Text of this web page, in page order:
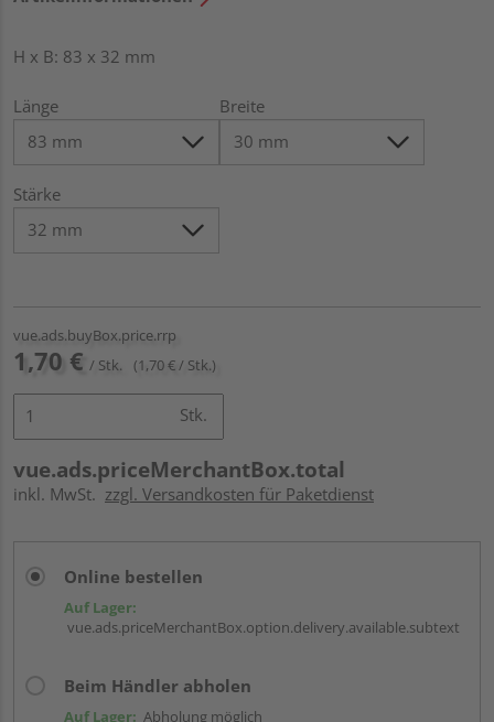
H x B: 83 x 32 mm
Länge Breite
Stärke
vue.ads.buyBox.price.rrp
1,70 € / Stk. (1,70 € / Stk.)
Stk.
vue.ads.priceMerchantBox.total
inkl. MwSt. zzgl. Versandkosten für Paketdienst
Online bestellen
Auf Lager:
vue.ads.priceMerchantBox.option.delivery.available.subtext
Beim Händler abholen
Auf Lager: Abholung möglich